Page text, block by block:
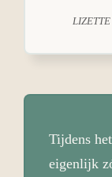
LIZETTE
Tijdens
eigenlijk